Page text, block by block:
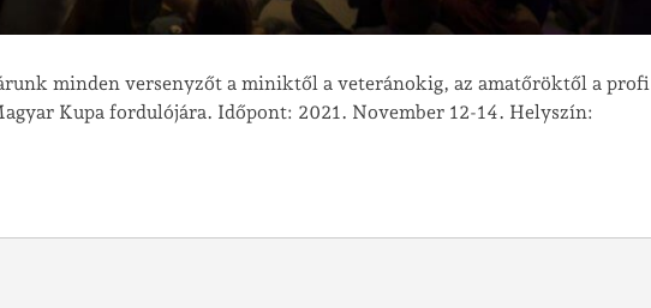
minden versenyzőt a miniktől a veteránokig, az amatőröktől a profi
Kupa fordulójára. Időpont: 2021. November 12-14. Helyszín: